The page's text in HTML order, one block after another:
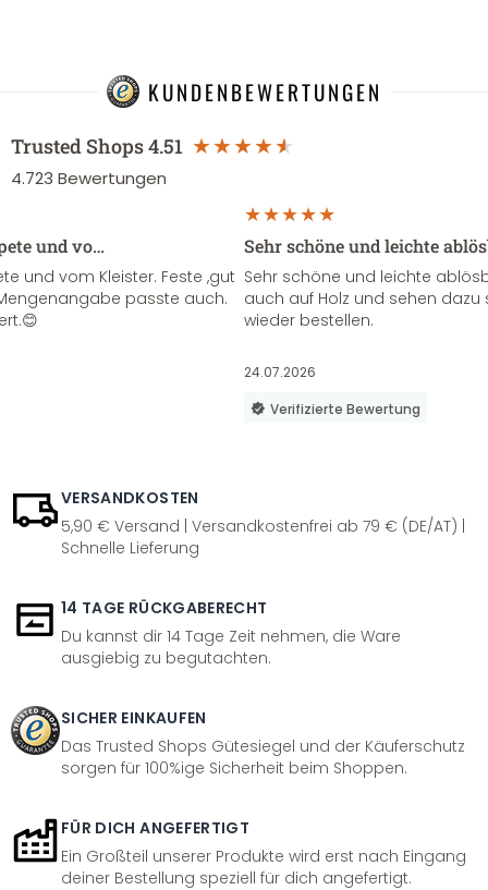
KUNDENBEWERTUNGEN
Trusted Shops4.51
4.723 Bewertungen
und vo…
und vom Kleister. Feste ,gut
passte auch.
Sehr schöne und leichte
Sehr schöne und leichte
auch auf Holz und sehen
wieder bestellen.
24.07.2026
Verifizierte Bewertung
VERSANDKOSTEN
5,90 € Versand | Versandkostenfrei ab 79 € (DE/AT) |
Schnelle Lieferung
14 TAGE RÜCKGABERECHT
Du kannst dir 14 Tage Zeit nehmen, die Ware
ausgiebig zu begutachten.
SICHER EINKAUFEN
Das Trusted Shops Gütesiegel und der Käuferschutz
sorgen für 100%ige Sicherheit beim Shoppen.
FÜR DICH ANGEFERTIGT
Ein Großteil unserer Produkte wird erst nach Eingang
deiner Bestellung speziell für dich angefertigt.